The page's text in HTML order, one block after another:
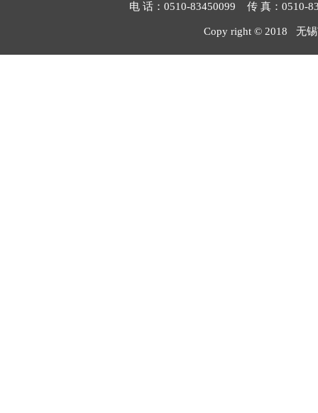
电 话：0510-83450099 传 真：0510-
Copy right © 2018 无